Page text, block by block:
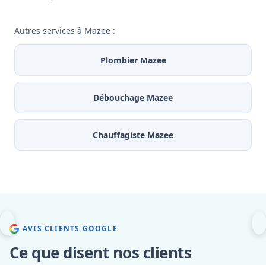
Autres services à Mazee :
Plombier Mazee
Débouchage Mazee
Chauffagiste Mazee
AVIS CLIENTS GOOGLE
Ce que disent nos clients